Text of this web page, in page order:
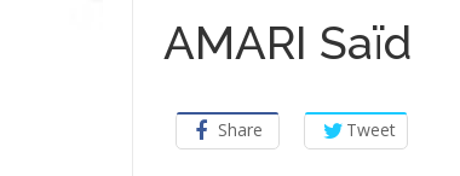
AMARI Saïd
Share Tweet